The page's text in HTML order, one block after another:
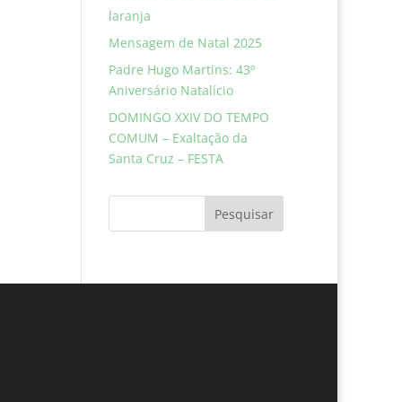
laranja
Mensagem de Natal 2025
Padre Hugo Martins: 43º
Aniversário Natalício
DOMINGO XXIV DO TEMPO
COMUM – Exaltação da
Santa Cruz – FESTA
Pesquisar